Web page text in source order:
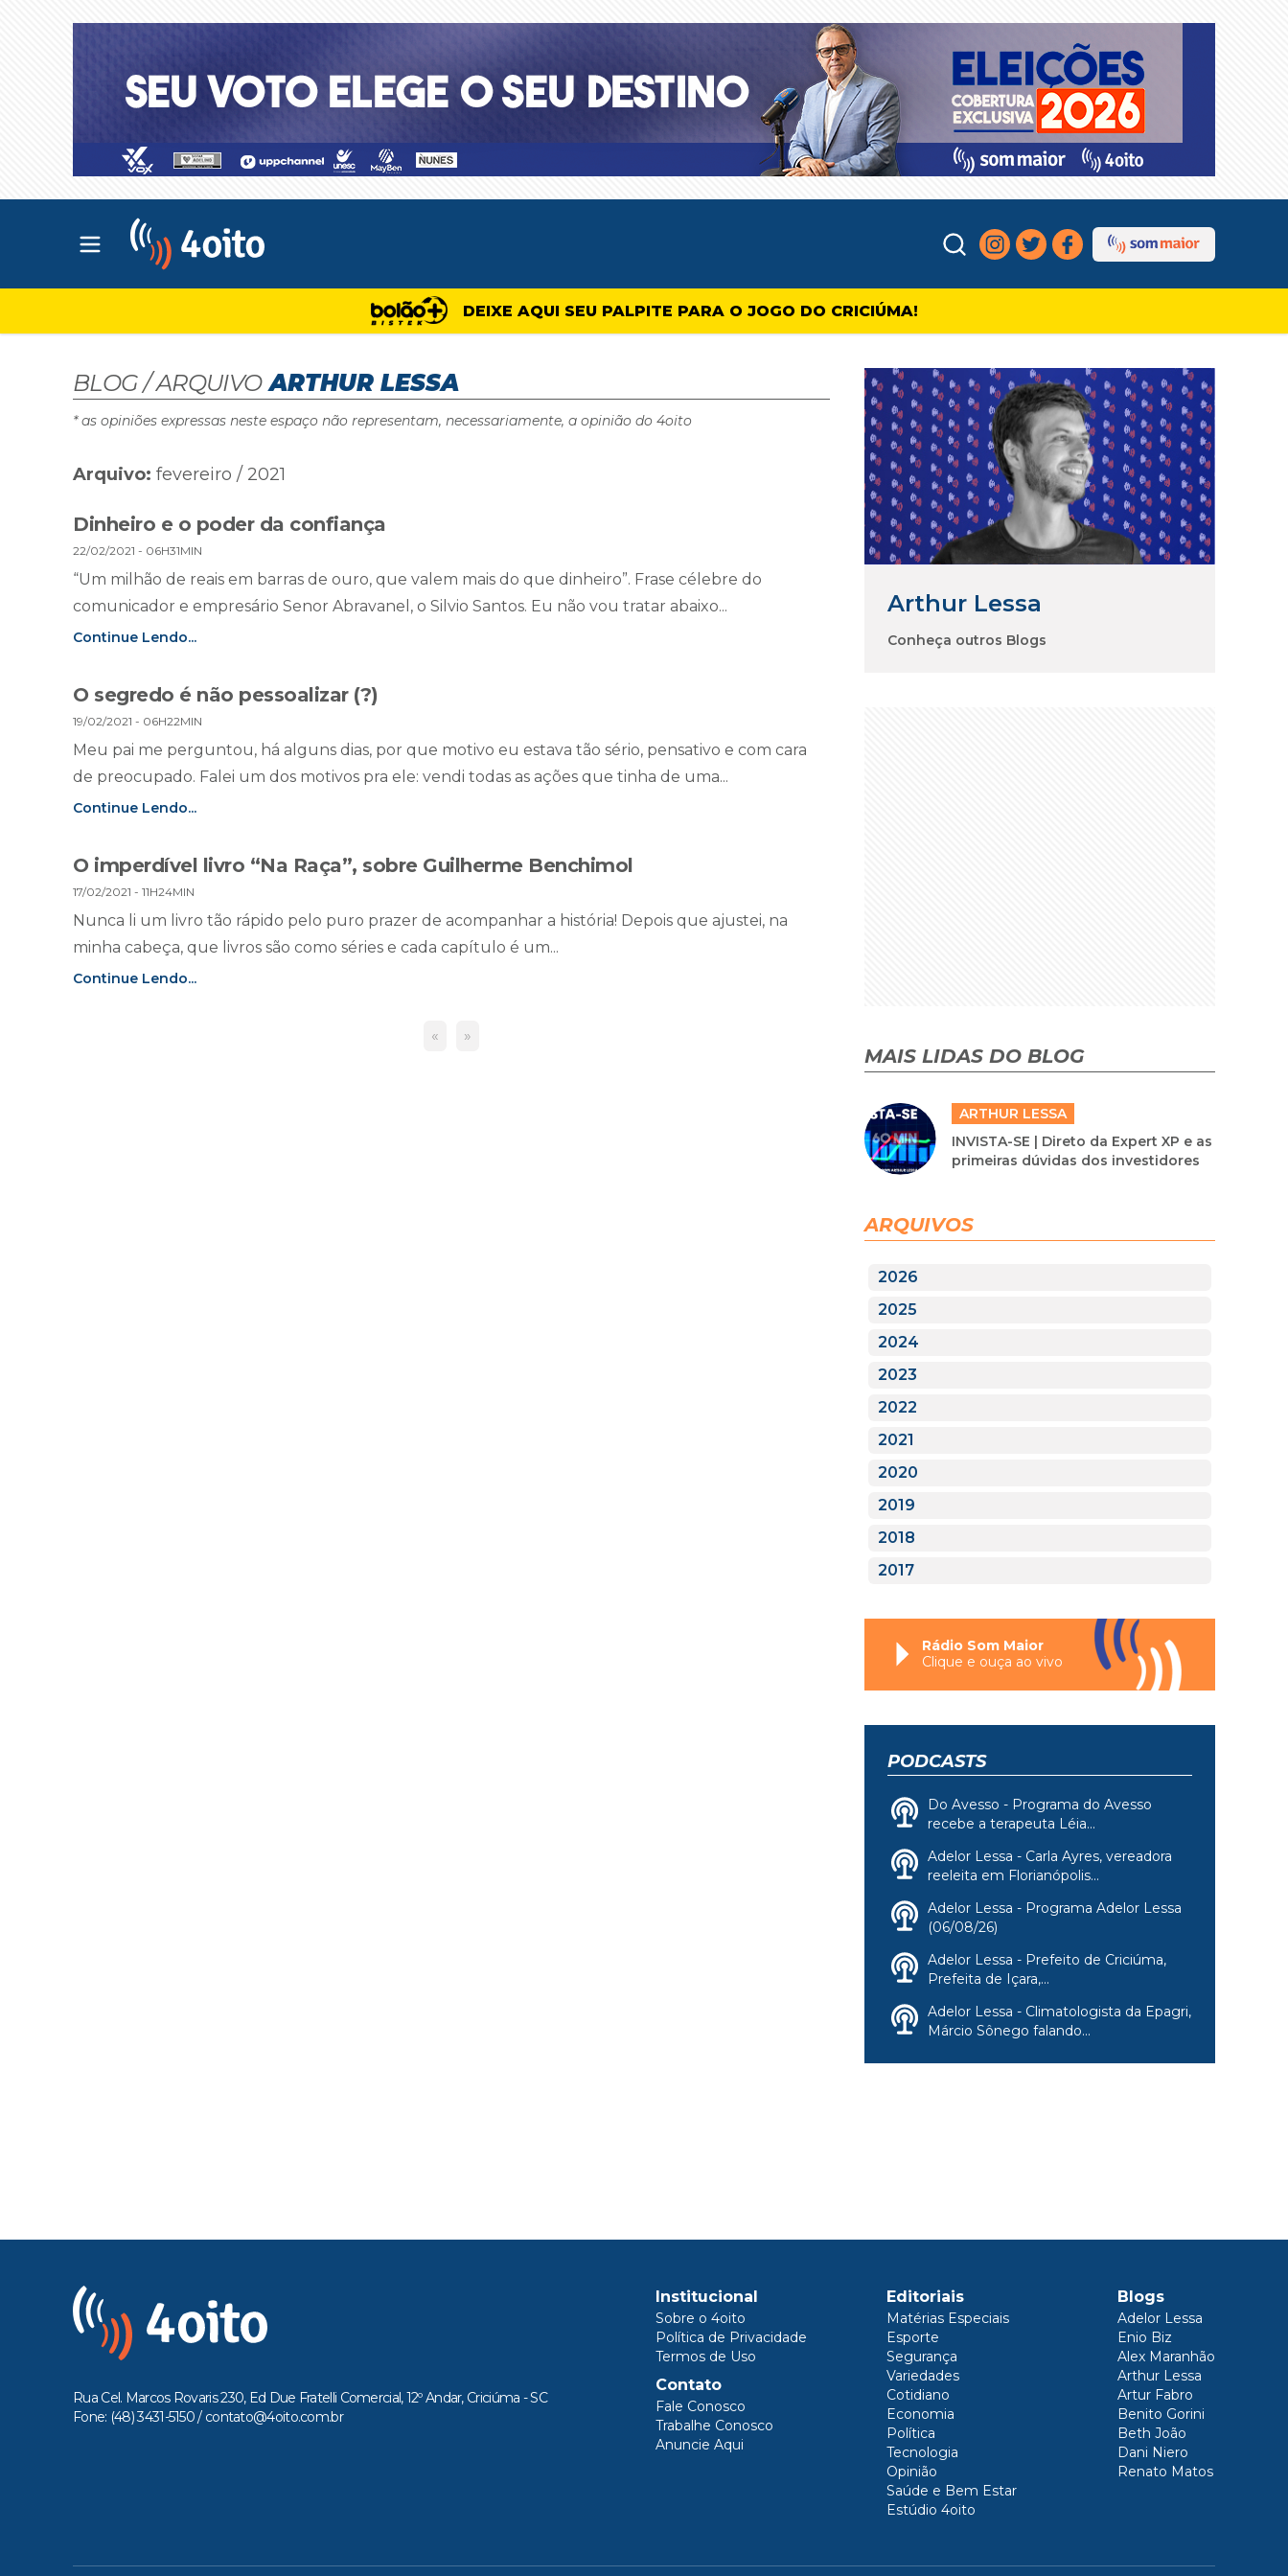
Abrir menu principal
DEIXE AQUI SEU PALPITE PARA O JOGO DO CRICIÚMA!
BLOG / ARQUIVO ARTHUR LESSA
* as opiniões expressas neste espaço não representam, necessariamente, a opinião do 4oito
Arquivo: fevereiro / 2021
Dinheiro e o poder da confiança
22/02/2021 - 06H31MIN
“Um milhão de reais em barras de ouro, que valem mais do que dinheiro”. Frase célebre do
comunicador e empresário Senor Abravanel, o Silvio Santos. Eu não vou tratar abaixo...
Continue Lendo...
O segredo é não pessoalizar (?)
19/02/2021 - 06H22MIN
Meu pai me perguntou, há alguns dias, por que motivo eu estava tão sério, pensativo e com cara
de preocupado. Falei um dos motivos pra ele: vendi todas as ações que tinha de uma...
Continue Lendo...
O imperdível livro “Na Raça”, sobre Guilherme Benchimol
17/02/2021 - 11H24MIN
Nunca li um livro tão rápido pelo puro prazer de acompanhar a história! Depois que ajustei, na
minha cabeça, que livros são como séries e cada capítulo é um...
Continue Lendo...
« »
Arthur Lessa
Conheça outros Blogs
MAIS LIDAS DO BLOG
ARTHUR LESSA
INVISTA-SE | Direto da Expert XP e as
primeiras dúvidas dos investidores
ARQUIVOS
2026
2025
2024
2023
2022
2021
2020
2019
2018
2017
Rádio Som Maior
Clique e ouça ao vivo
PODCASTS
Do Avesso - Programa do Avesso
recebe a terapeuta Léia...
Adelor Lessa - Carla Ayres, vereadora
reeleita em Florianópolis...
Adelor Lessa - Programa Adelor Lessa
(06/08/26)
Adelor Lessa - Prefeito de Criciúma,
Prefeita de Içara,...
Adelor Lessa - Climatologista da Epagri,
Márcio Sônego falando...
Rua Cel. Marcos Rovaris 230, Ed Due Fratelli Comercial, 12º Andar, Criciúma - SC
Fone: (48) 3431-5150 / contato@4oito.com.br
Institucional
Sobre o 4oito
Política de Privacidade
Termos de Uso
Contato
Fale Conosco
Trabalhe Conosco
Anuncie Aqui
Editoriais
Matérias Especiais
Esporte
Segurança
Variedades
Cotidiano
Economia
Política
Tecnologia
Opinião
Saúde e Bem Estar
Estúdio 4oito
Blogs
Adelor Lessa
Enio Biz
Alex Maranhão
Arthur Lessa
Artur Fabro
Benito Gorini
Beth João
Dani Niero
Renato Matos